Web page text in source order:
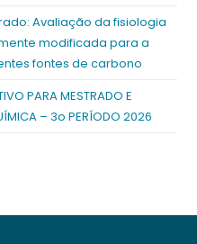
Avaliação da fisiologia
modificada para a
fontes de carbono
PARA MESTRADO E
– 3o PERÍODO 2026